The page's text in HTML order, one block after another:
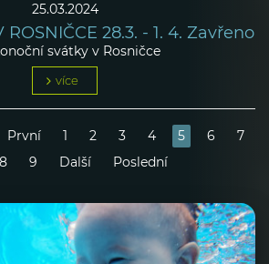
25.03.2024
ROSNIČCE 28.3. - 1. 4. Zavřeno
svátky v Rosničce
více
První 1 2 3 4 5 6
7
8
9 Další Poslední